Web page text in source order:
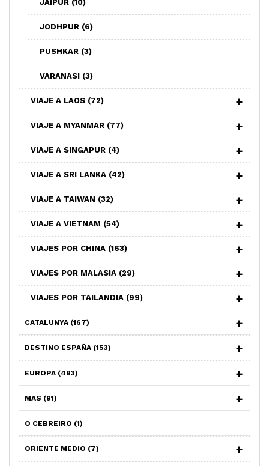
JAIPUR (10)
JODHPUR (6)
PUSHKAR (3)
VARANASI (3)
VIAJE A LAOS (72)
VIAJE A MYANMAR (77)
VIAJE A SINGAPUR (4)
VIAJE A SRI LANKA (42)
VIAJE A TAIWAN (32)
VIAJE A VIETNAM (54)
VIAJES POR CHINA (163)
VIAJES POR MALASIA (29)
VIAJES POR TAILANDIA (99)
CATALUNYA (167)
DESTINO ESPAÑA (153)
EUROPA (493)
MAS (91)
O CEBREIRO (1)
ORIENTE MEDIO (7)